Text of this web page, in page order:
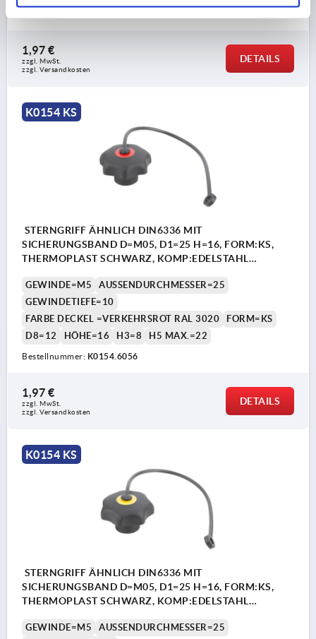
1,97 €
zzgl. MwSt.
zzgl. Versandkosten
DETAILS
K0154 KS
STERNGRIFF ÄHNLICH DIN6336 MIT
SICHERUNGSBAND D=M05, D1=25 H=16, FORM:KS,
THERMOPLAST SCHWARZ, KOMP:EDELSTAHL
GEWINDE=M5
AUSSENDURCHMESSER=25
GEWINDETIEFE=10
FARBE DECKEL =VERKEHRSROT RAL 3020
FORM=KS
D8=12
HÖHE=16 H3=8 H5 MAX.=22
Bestellnummer: K0154.6056
1,97 €
zzgl. MwSt.
zzgl. Versandkosten
DETAILS
K0154 KS
STERNGRIFF ÄHNLICH DIN6336 MIT
SICHERUNGSBAND D=M05, D1=25 H=16, FORM:KS,
THERMOPLAST SCHWARZ, KOMP:EDELSTAHL
GEWINDE=M5 AUSSENDURCHMESSER=25